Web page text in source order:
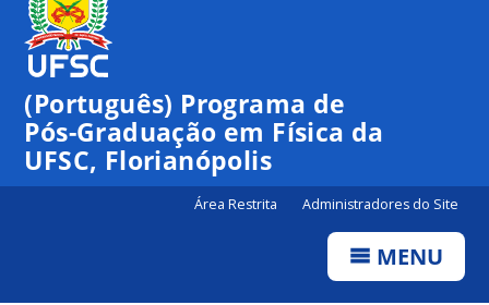
(Português) Programa de
Pós-Graduação em Física da
UFSC, Florianópolis
Área Restrita Administradores do Site
MENU